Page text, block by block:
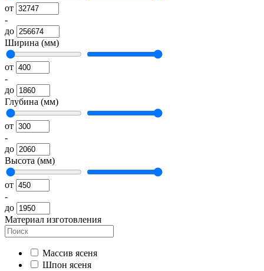
от
-
до
Ширина (мм)
от
-
до
Глубина (мм)
от
-
до
Высота (мм)
от
-
до
Материал изготовления
Массив ясеня
Шпон ясеня